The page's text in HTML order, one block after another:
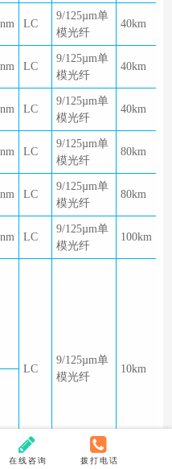
LC
9/125µm单
模光纤
40km
LC
9/125µm单
模光纤
40km
LC
9/125µm单
模光纤
40km
LC
9/125µm单
模光纤
80km
LC
9/125µm单
模光纤
80km
LC
9/125µm单
模光纤
100km
LC
9/125µm单
模光纤
10km
在线咨询 拨打电话